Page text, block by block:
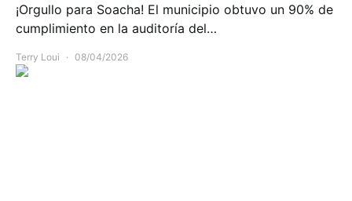
¡Orgullo para Soacha! El municipio obtuvo un 90% de
cumplimiento en la auditoría del…
Terry Loui 08/04/2026